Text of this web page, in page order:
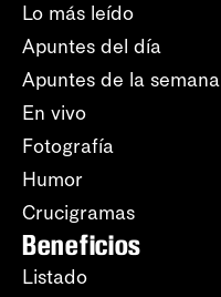
Lo más leído
Apuntes del día
Apuntes de la semana
En vivo
Fotografía
Humor
Crucigramas
Beneficios
Listado